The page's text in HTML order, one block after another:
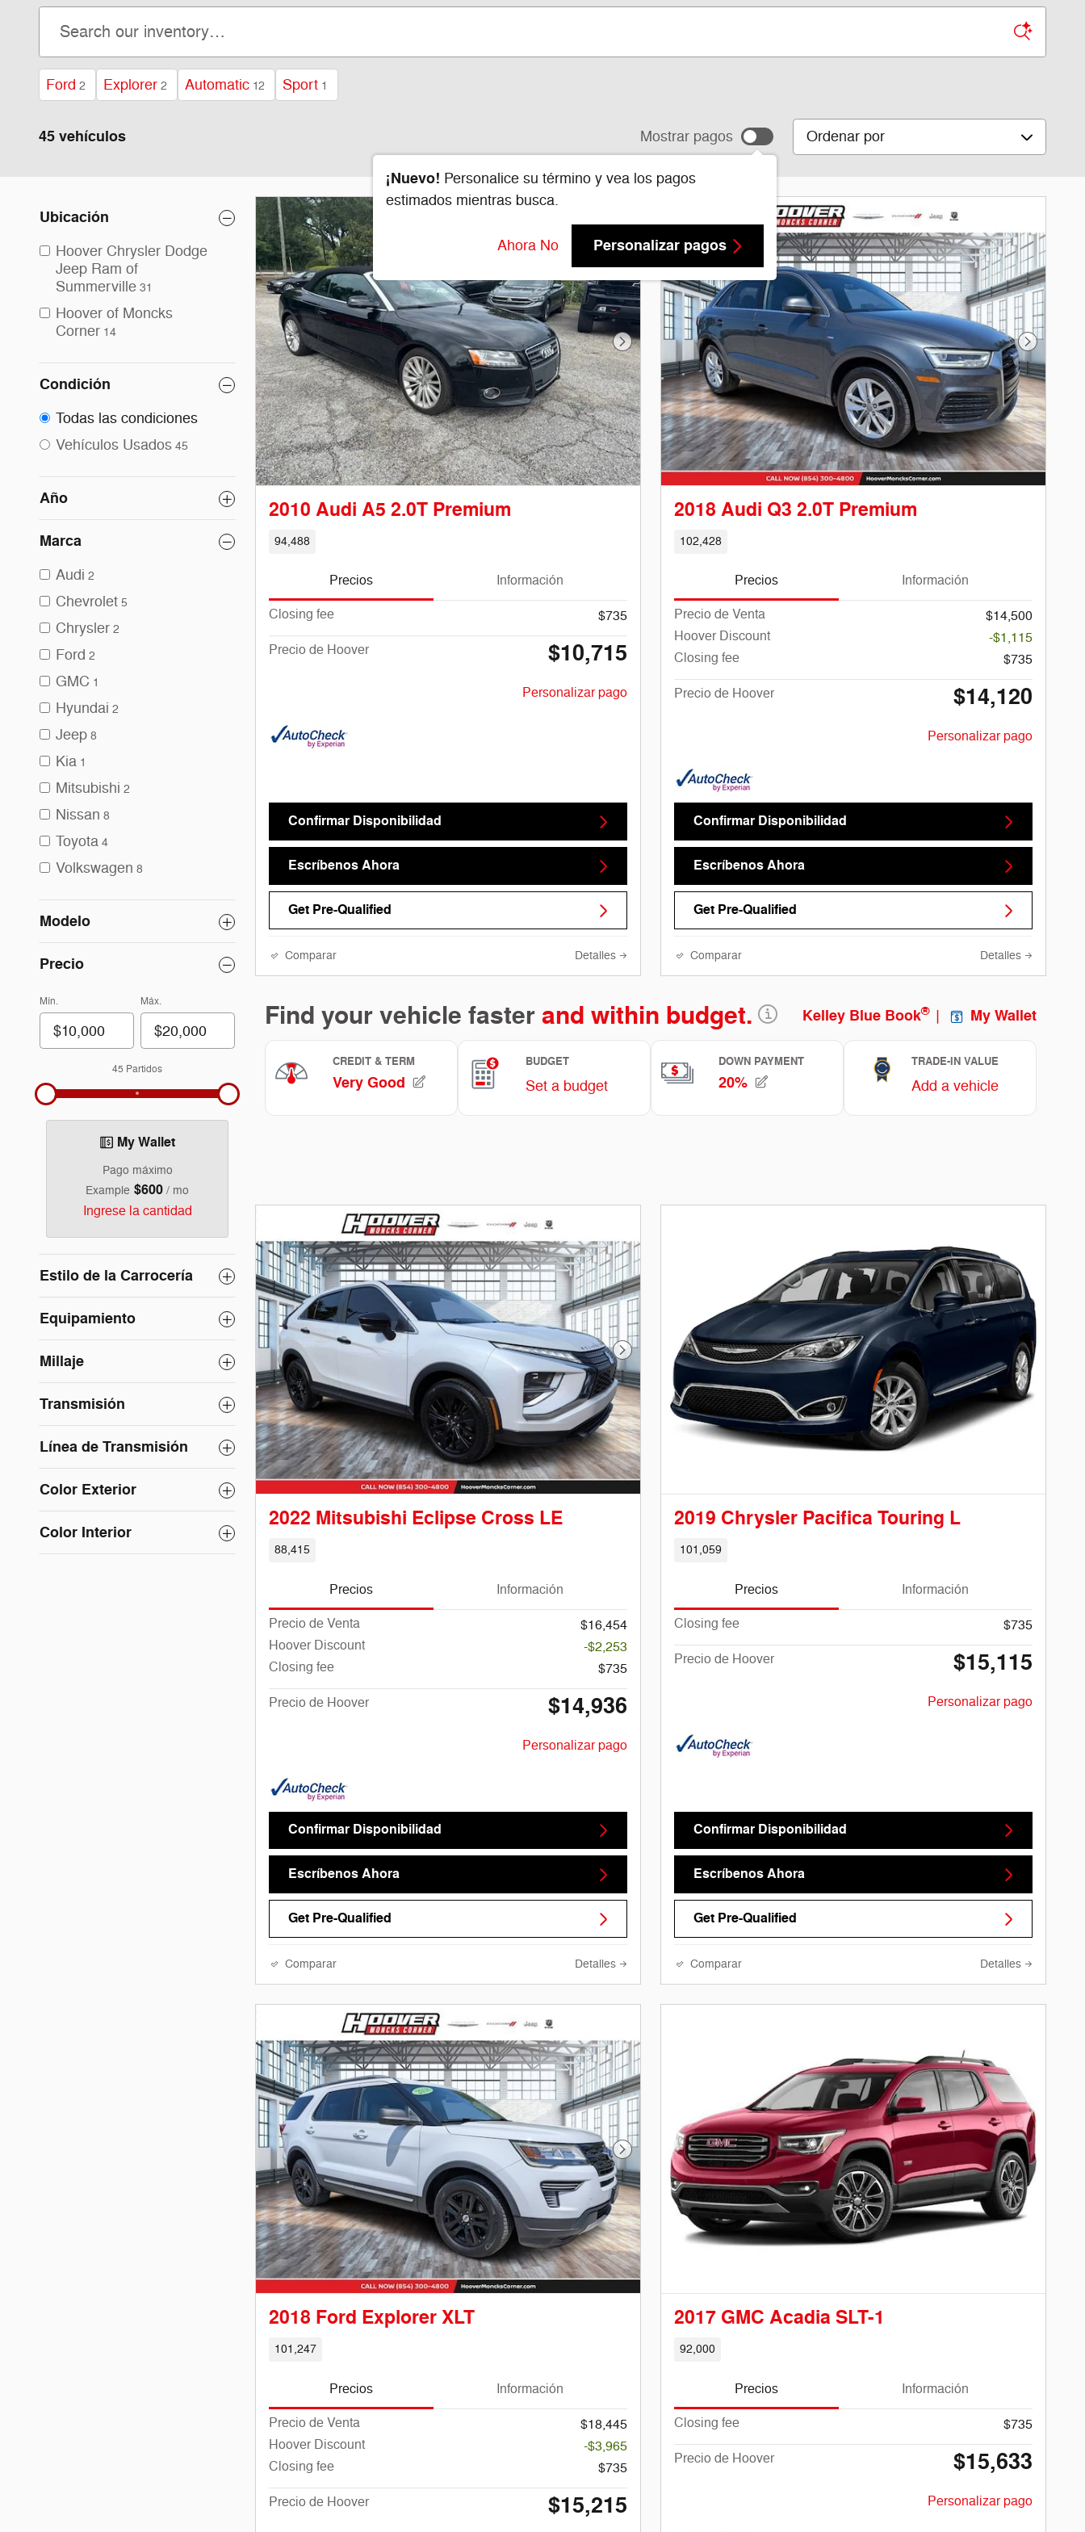
Ford 2 Explorer 2 Automatic 12 Sport 1
45 vehículos Mostrar pagos
¡Nuevo! Personalice su término y vea los pagos
estimados mientras busca.
Ahora No Personalizar pagos
Ordenar por
Ubicación
Hoover Chrysler Dodge
Jeep Ram of
Summerville 31
Hoover of Moncks
Corner 14
Condición
Todas las condiciones
Vehículos Usados 45
Año
Marca
Audi 2
Chevrolet 5
Chrysler 2
Ford 2
GMC 1
Hyundai 2
Jeep 8
Kia 1
Mitsubishi 2
Nissan 8
Toyota 4
Volkswagen 8
Modelo
Precio
Mín. Máx.
45 Partidos
My Wallet
Pago máximo
Example $600 / mo
Ingrese la cantidad
Estilo de la Carrocería
Equipamiento
Millaje
Transmisión
Línea de Transmisión
Color Exterior
Color Interior
Foto siguiente
2010 Audi A5 2.0T Premium
94,488
Precios Información
Closing fee $735
Precio de Hoover $10,715
Personalizar pago
Confirmar Disponibilidad
Escríbenos Ahora
Get Pre-Qualified
Comparar Detalles
Foto
2018 Audi Q3 2.0T Premium
102,428
Precios Información
Precio de Venta
$14,500
Hoover Discount
-$1,115
Closing fee
$735
Precio de Hoover $14,120
Personalizar pago
Confirmar Disponibilidad
Escríbenos Ahora
Get Pre-Qualified
Comparar Detalles
Foto siguiente
2022 Mitsubishi Eclipse Cross LE
88,415
Precios Información
Precio de Venta
$16,454
Hoover Discount
-$2,253
Closing fee
$735
Precio de Hoover $14,936
Personalizar pago
Confirmar Disponibilidad
Escríbenos Ahora
Get Pre-Qualified
Comparar Detalles
2019 Chrysler Pacifica Touring L
101,059
Precios Información
Closing fee $735
Precio de Hoover $15,115
Personalizar pago
Confirmar Disponibilidad
Escríbenos Ahora
Get Pre-Qualified
Comparar Detalles
Foto siguiente
2018 Ford Explorer XLT
101,247
Precios Información
Precio de Venta
$18,445
Hoover Discount
-$3,965
Closing fee
$735
Precio de Hoover $15,215
2017 GMC Acadia SLT-1
92,000
Precios Información
Closing fee $735
Precio de Hoover $15,633
Personalizar pago